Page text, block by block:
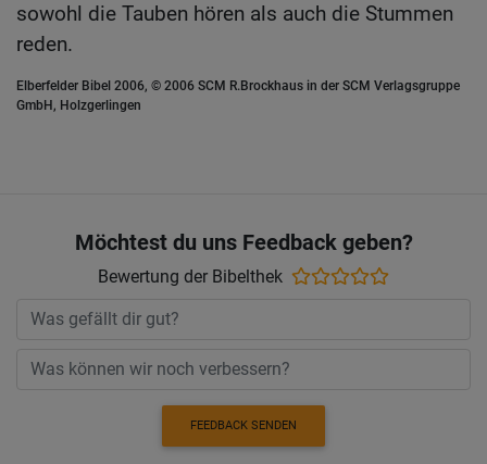
sowohl die Tauben hören als auch die Stummen
reden.
Elberfelder Bibel 2006, © 2006 SCM R.Brockhaus in der SCM Verlagsgruppe
GmbH, Holzgerlingen
Möchtest du uns Feedback geben?
Bewertung der Bibelthek
FEEDBACK SENDEN